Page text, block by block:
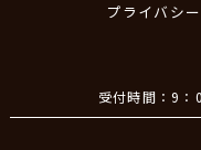
プライバシ
受付時間：9